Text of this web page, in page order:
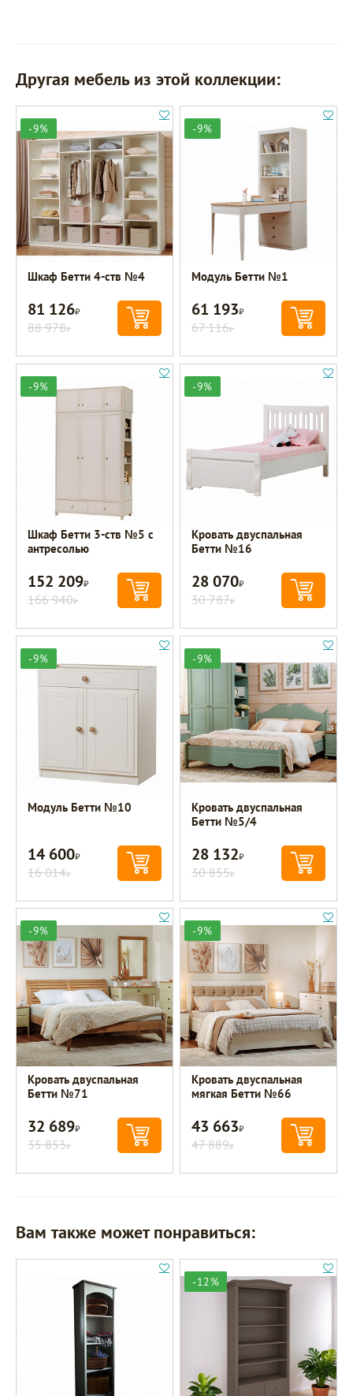
Другая мебель из этой коллекции:
-9%
Шкаф Бетти 4-ств №4
81 126Р
88 978Р
-9%
Модуль Бетти №1
61 193Р
67 116Р
-9%
Шкаф Бетти 3-ств №5 с
антресолью
152 209Р
166 940Р
-9%
Кровать двуспальная
Бетти №16
28 070Р
30 787Р
-9%
Модуль Бетти №10
14 600Р
16 014Р
-9%
Кровать двуспальная
Бетти №5/4
28 132Р
30 855Р
-9%
Кровать двуспальная
Бетти №71
32 689Р
35 853Р
-9%
Кровать двуспальная
мягкая Бетти №66
43 663Р
47 889Р
Вам также может понравиться:
-12%